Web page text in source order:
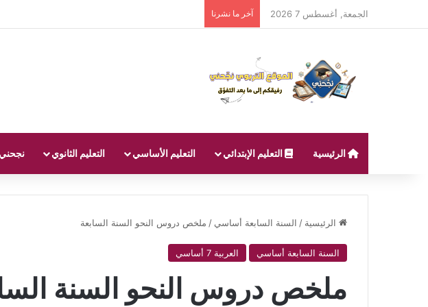
الجمعة, أغسطس 7 2026 آخر ما نشرنا
الرئيسية التعليم الإبتدائي التعليم الأساسي التعليم الثانوي نجحني AI
الرئيسية / السنة السابعة أساسي / ملخص دروس النحو السنة السابعة
السنة السابعة أساسي العربية 7 أساسي
ملخص دروس النحو السنة